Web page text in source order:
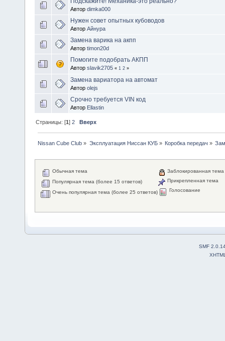
Автор dimka000
Нужен совет опытных кубоводов
Автор Айнура
Замена варика на акпп
Автор timon20d
Помогите подобрать АКПП
Автор slavik2705 « 1 2 »
Замена вариатора на автомат
Автор olejs
Срочно требуется VIN код
Автор Ellastin
Страницы: [1]2 Вверх
Nissan Cube Club » Эксплуатация Ниссан КУБ» Коробка передач »
Обычная тема
Популярная тема (более 15 ответов)
Очень популярная тема (более 25 ответов)
Заблокированная тема
Прикрепленная тема
Голосование
SMF